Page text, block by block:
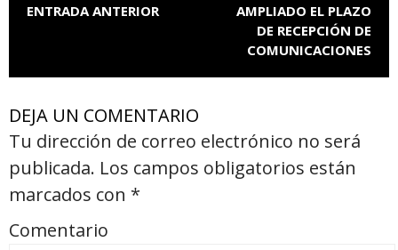
ENTRADA ANTERIOR
AMPLIADO EL PLAZO
DE RECEPCIÓN DE
COMUNICACIONES
DEJA UN COMENTARIO
Tu dirección de correo electrónico no será
publicada. Los campos obligatorios están
marcados con *
Comentario